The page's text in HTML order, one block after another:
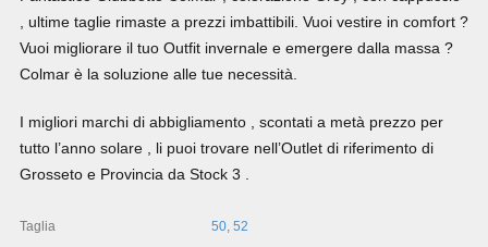
, ultime taglie rimaste a prezzi imbattibili. Vuoi vestire in comfort ?
Vuoi migliorare il tuo Outfit invernale e emergere dalla massa ?
Colmar è la soluzione alle tue necessità.
I migliori marchi di abbigliamento , scontati a metà prezzo per
tutto l’anno solare , li puoi trovare nell’Outlet di riferimento di
Grosseto e Provincia da Stock 3 .
Taglia 50 52